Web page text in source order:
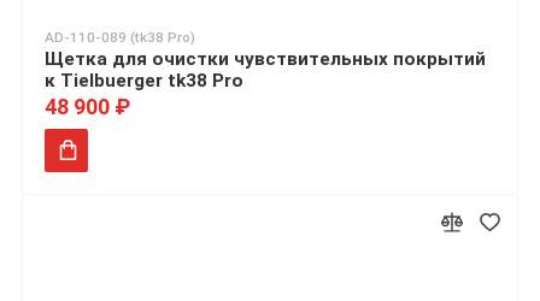
AD-110-089 (tk38 Pro)
Щетка для очистки чувствительных покрытий
к Tielbuerger tk38 Pro
48 900 ₽